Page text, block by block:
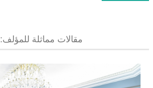
مقالات مماثلة للمؤلف: